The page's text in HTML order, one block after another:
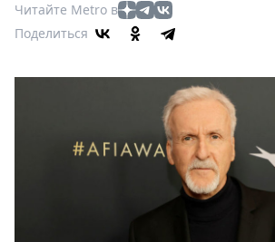
Театр
Кино
Выставки
Пресс-
Читайте Metro в
Поделиться